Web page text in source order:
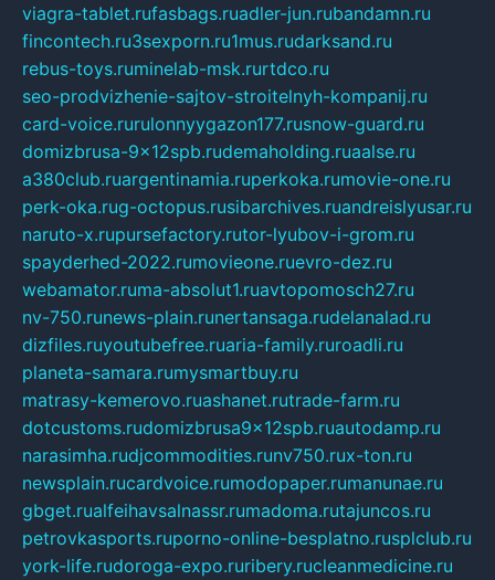
viagra-tablet.rufasbags.ruadler-jun.rubandamn.ru
fincontech.ru3sexporn.ru1mus.rudarksand.ru
rebus-toys.ruminelab-msk.rurtdco.ru
seo-prodvizhenie-sajtov-stroitelnyh-kompanij.ru
card-voice.rurulonnyygazon177.rusnow-guard.ru
domizbrusa-9x12spb.rudemaholding.ruaalse.ru
a380club.ruargentinamia.ruperkoka.rumovie-one.ru
perk-oka.rug-octopus.rusibarchives.ruandreislyusar.ru
naruto-x.rupursefactory.rutor-lyubov-i-grom.ru
spayderhed-2022.rumovieone.ruevro-dez.ru
webamator.ruma-absolut1.ruavtopomosch27.ru
nv-750.runews-plain.runertansaga.rudelanalad.ru
dizfiles.ruyoutubefree.ruaria-family.ruroadli.ru
planeta-samara.rumysmartbuy.ru
matrasy-kemerovo.ruashanet.rutrade-farm.ru
dotcustoms.rudomizbrusa9x12spb.ruautodamp.ru
narasimha.rudjcommodities.runv750.rux-ton.ru
newsplain.rucardvoice.rumodopaper.rumanunae.ru
gbget.rualfeihavsalnassr.rumadoma.rutajuncos.ru
petrovkasports.ruporno-online-besplatno.rusplclub.ru
york-life.rudoroga-expo.ruribery.rucleanmedicine.ru